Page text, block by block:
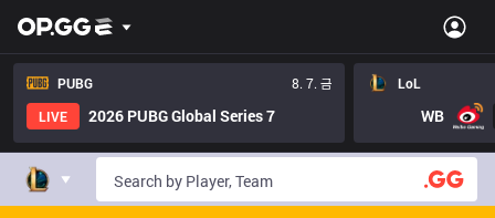
PUBG
8. 7. 금
LIVE
2026 PUBG Global Series 7
LoL
WB